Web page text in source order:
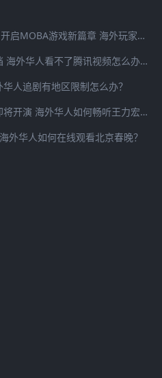
《决胜巅峰》国服定档1月23日开启MOBA游戏新篇章 海外玩家登录国服游戏延迟高怎么办？
王鹤棣《大奉打更人》团综定档 海外华人看不了腾讯视频怎么办？
人追剧有地区限制怎么办？
王力宏「最好的地方」演唱会即将开演 海外华人如何畅听王力宏最新歌曲
外华人如何在线观看北京春晚？